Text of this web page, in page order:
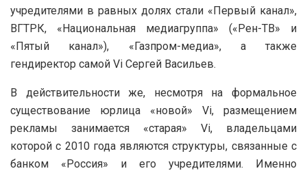
учредителями в равных долях стали «Первый канал»,
ВГТРК, «Национальная медиагруппа» («Рен-ТВ» и
«Пятый канал»), «Газпром-медиа», а также
гендиректор самой Vi Сергей Васильев.
В действительности же, несмотря на формальное
существование юрлица «новой» Vi, размещением
рекламы занимается «старая» Vi, владельцами
которой с 2010 года являются структуры, связанные с
банком «Россия» и его учредителями. Именно